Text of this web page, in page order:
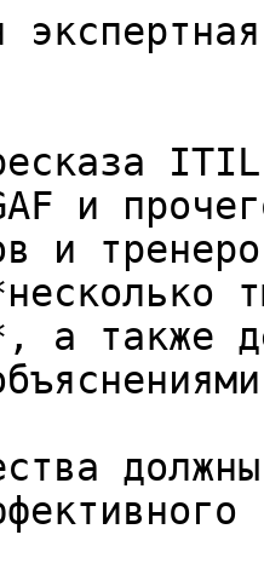
и
и
а также